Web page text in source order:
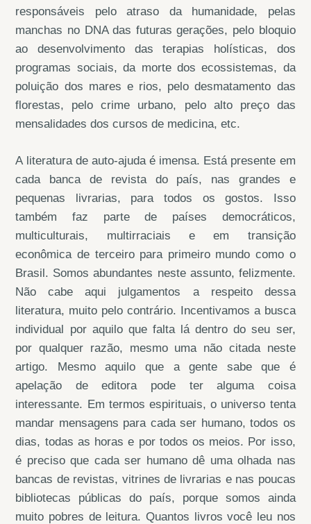
responsáveis pelo atraso da humanidade, pelas
manchas no DNA das futuras gerações, pelo bloquio
ao desenvolvimento das terapias holísticas, dos
programas sociais, da morte dos ecossistemas, da
poluição dos mares e rios, pelo desmatamento das
florestas, pelo crime urbano, pelo alto preço das
mensalidades dos cursos de medicina, etc.
A literatura de auto-ajuda é imensa. Está presente em
cada banca de revista do país, nas grandes e
pequenas livrarias, para todos os gostos. Isso
também faz parte de países democráticos,
multiculturais, multirraciais e em transição
econômica de terceiro para primeiro mundo como o
Brasil. Somos abundantes neste assunto, felizmente.
Não cabe aqui julgamentos a respeito dessa
literatura, muito pelo contrário. Incentivamos a busca
individual por aquilo que falta lá dentro do seu ser,
por qualquer razão, mesmo uma não citada neste
artigo. Mesmo aquilo que a gente sabe que é
apelação de editora pode ter alguma coisa
interessante. Em termos espirituais, o universo tenta
mandar mensagens para cada ser humano, todos os
dias, todas as horas e por todos os meios. Por isso,
é preciso que cada ser humano dê uma olhada nas
bancas de revistas, vitrines de livrarias e nas poucas
bibliotecas públicas do país, porque somos ainda
muito pobres de leitura. Quantos livros você leu nos